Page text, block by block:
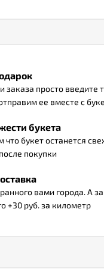
заказа просто введите
ее вместе с
букета
что букет останется
покупки
вами города. А
+30 руб. за километр